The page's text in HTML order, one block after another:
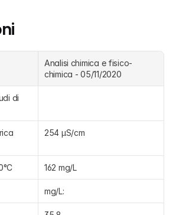
Analisi chimica e fisico-
chimica - 05/11/2020
di
254 μS/cm
162 mg/L
mg/L: